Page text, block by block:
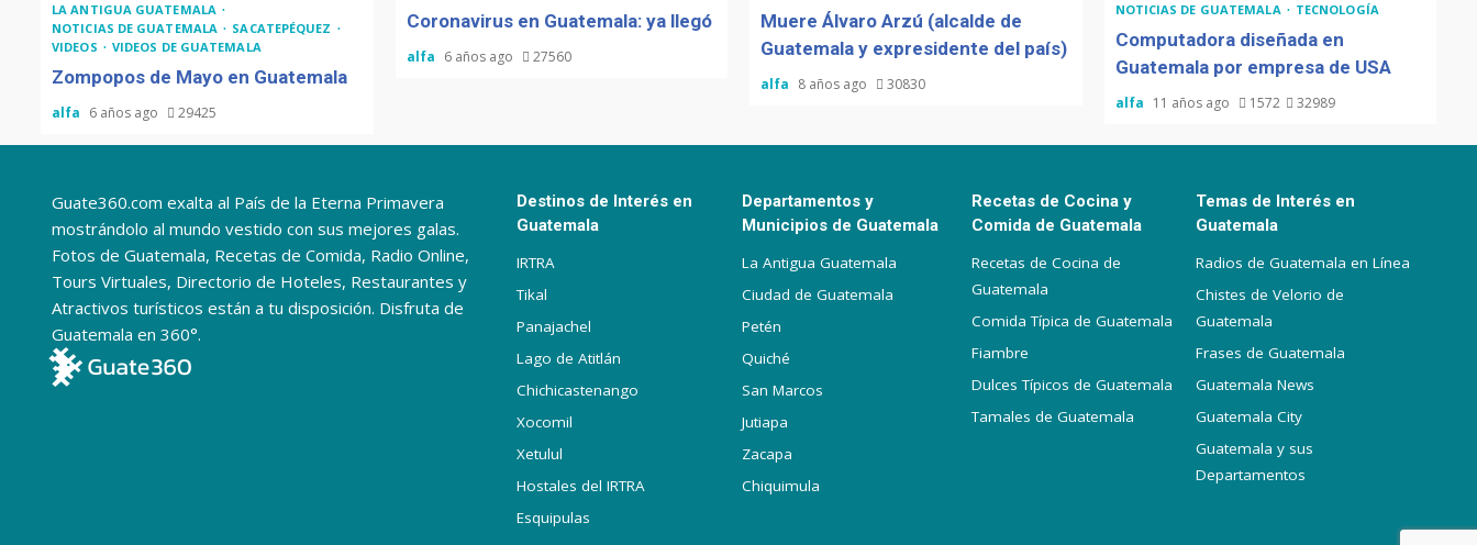
LA ANTIGUA GUATEMALA
NOTICIAS DE GUATEMALA
SACATEPÉQUEZ
VIDEOS
VIDEOS DE GUATEMALA
Zompopos de Mayo en Guatemala
alfa 6 años ago 29425
Coronavirus en Guatemala: ya llegó
alfa 6 años ago 27560
Muere Álvaro Arzú (alcalde de
Guatemala y expresidente del país)
alfa 8 años ago 30830
NOTICIAS DE GUATEMALA
TECNOLOGÍA
Computadora diseñada en
Guatemala por empresa de USA
alfa 11 años ago 1572 32989
Guate360.com exalta al País de la Eterna Primavera
mostrándolo al mundo vestido con sus mejores galas.
Fotos de Guatemala, Recetas de Comida, Radio Online,
Tours Virtuales, Directorio de Hoteles, Restaurantes y
Atractivos turísticos están a tu disposición. Disfruta de
Guatemala en 360°.
Destinos de Interés en
Guatemala
IRTRA
Tikal
Panajachel
Lago de Atitlán
Chichicastenango
Xocomil
Xetulul
Hostales del IRTRA
Esquipulas
Departamentos y
Municipios de Guatemala
La Antigua Guatemala
Ciudad de Guatemala
Petén
Quiché
San Marcos
Jutiapa
Zacapa
Chiquimula
Recetas de Cocina y
Comida de Guatemala
Recetas de Cocina de
Guatemala
Comida Típica de Guatemala
Fiambre
Dulces Típicos de Guatemala
Tamales de Guatemala
Temas de Interés en
Guatemala
Radios de Guatemala en Línea
Chistes de Velorio de
Guatemala
Frases de Guatemala
Guatemala News
Guatemala City
Guatemala y sus
Departamentos